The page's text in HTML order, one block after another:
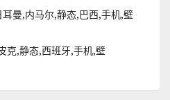
曼,内马尔,静态,巴西,手机,壁
克,静态,西班牙,手机,壁